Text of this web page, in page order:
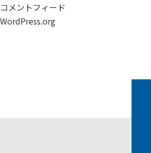
コメントフィード
WordPress.org